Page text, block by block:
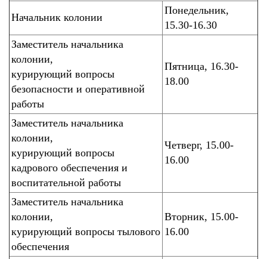
Начальник колонии
Понедельник,
15.30-16.30
Заместитель начальника
колонии,
курирующий вопросы
безопасности и оперативной
работы
Пятница, 16.30-
18.00
Заместитель начальника
колонии,
курирующий вопросы
кадрового обеспечения и
воспитательной работы
Четверг, 15.00-
16.00
Заместитель начальника
колонии,
курирующий вопросы тылового
обеспечения
Вторник, 15.00-
16.00